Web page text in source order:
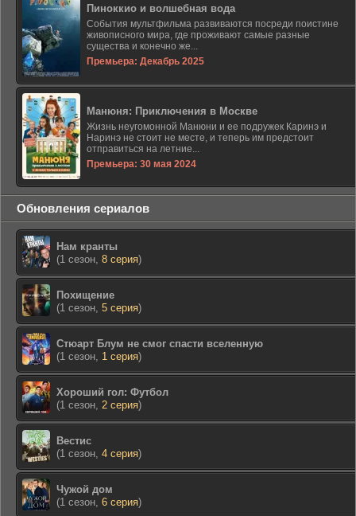
Пиноккио и волшебная вода
События мультфильма развиваются посреди поистине
живописного мира, где проживают самые разные
существа и конечно же...
Премьера: Декабрь 2025
Манюня: Приключения в Москве
Жизнь неугомонной Манюни и ее подружек Каринэ и
Наринэ не стоит не месте, и теперь им предстоит
отправиться на летние...
Премьера: 30 мая 2024
Обновления сериалов
Нам кранты
(1 сезон, 8 серия)
Похищение
(1 сезон, 5 серия)
Стюарт Блум не смог спасти вселенную
(1 сезон, 1 серия)
Хороший гол: Футбол
(1 сезон, 2 серия)
Вестис
(1 сезон, 4 серия)
Чужой дом
(1 сезон, 6 серия)